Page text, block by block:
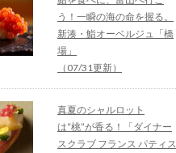
う！一瞬の海の命を握る。
新湊・鮨オーベルジュ「橋
場」
（07/31更新）
真夏のシャルロット
は“桃”が香る！「ダイナー
スクラブ フランス パティス